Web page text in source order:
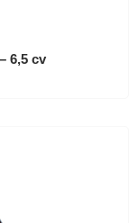
6,5 cv